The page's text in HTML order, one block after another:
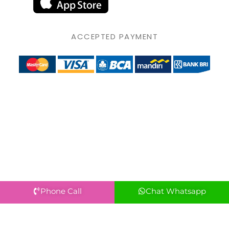
ACCEPTED PAYMENT
Phone Call Chat Whatsapp